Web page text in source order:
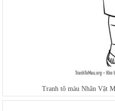
Tranh tô màu Nhân Vật